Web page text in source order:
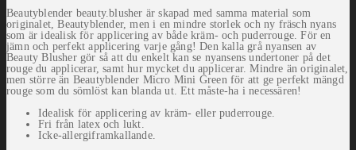
Beautyblender beauty.blusher är skapad med samma material som
originalet, Beautyblender, men i en mindre storlek och ny fräsch nyans
som är idealisk för applicering av både kräm- och puderrouge. För en
jämn och perfekt applicering varje gång! Den kalla grå nyansen av
Beauty Blusher gör så att du enkelt kan se nyansens undertoner på det
rouge du applicerar, samt hur mycket du applicerar. Mindre än originalet,
men större än Beautyblender Micro Mini Green för att ge perfekt mängd
rouge som du sömlöst kan blanda ut. Ett måste-ha i necessären!
Idealisk för applicering av kräm- eller puderrouge.
Fri från latex och lukt.
Icke-allergiframkallande.